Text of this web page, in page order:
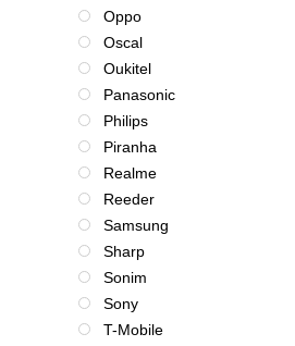
Oppo
Oscal
Oukitel
Panasonic
Philips
Piranha
Realme
Reeder
Samsung
Sharp
Sonim
Sony
T-Mobile